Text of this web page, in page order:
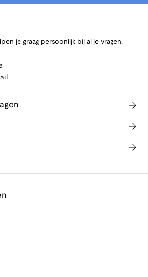
je graag persoonlijk bij al je vragen.